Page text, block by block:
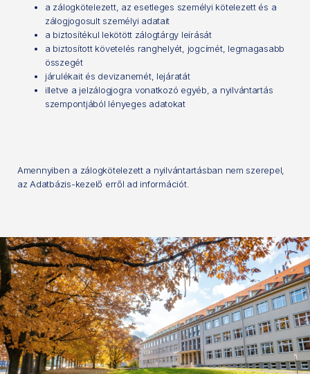
a zálogkötelezett, az esetleges személyi kötelezett és a
zálogjogosult személyi adatait
a biztosítékul lekötött zálogtárgy leírását
a biztosított követelés ranghelyét, jogcímét, legmagasabb
összegét
járulékait és devizanemét, lejáratát
illetve a jelzálogjogra vonatkozó egyéb, a nyilvántartás
szempontjából lényeges adatokat
Amennyiben a zálogkötelezett a nyilvántartásban nem szerepel,
az Adatbázis-kezelő erről ad információt.